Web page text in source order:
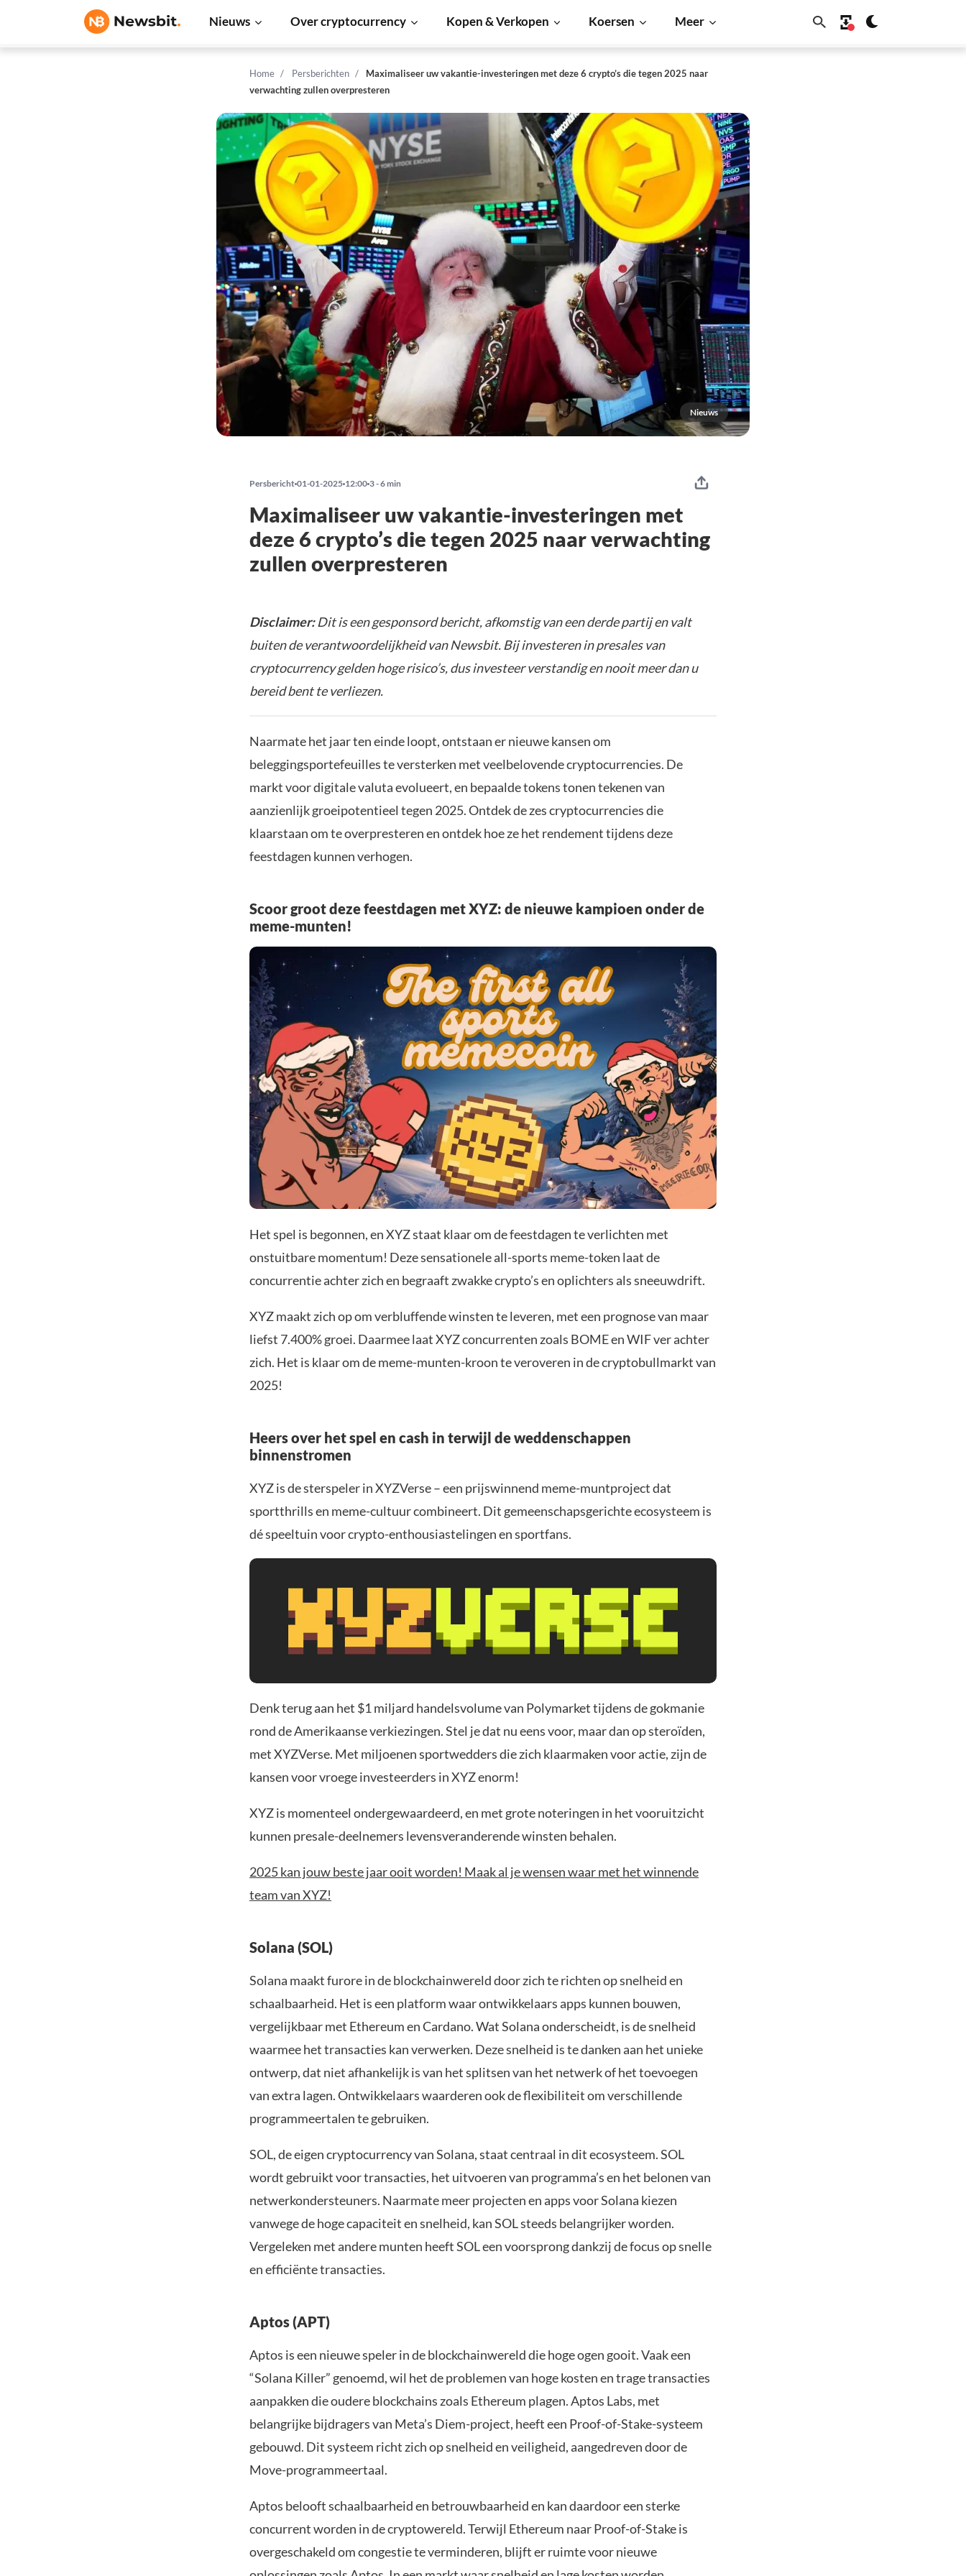
Nieuws Over cryptocurrency Kopen & Verkopen Koersen Meer
Home Persberichten
Maximaliseer uw vakantie-investeringen met deze 6 crypto’s die tegen 2025 naar
verwachting zullen overpresteren
Nieuws
Persbericht 01-01-2025 12:00 3 - 6 min
Maximaliseer uw vakantie-investeringen met
deze 6 crypto’s die tegen 2025 naar verwachting
zullen overpresteren
Disclaimer:Dit is een gesponsord bericht, afkomstig van een derde partij en valt
buiten de verantwoordelijkheid van Newsbit. Bij investeren in presales van
cryptocurrency gelden hoge risico’s, dus investeer verstandig en nooit meer dan u
bereid bent te verliezen.
Naarmate het jaar ten einde loopt, ontstaan er nieuwe kansen om
beleggingsportefeuilles te versterken met veelbelovende cryptocurrencies. De
markt voor digitale valuta evolueert, en bepaalde tokens tonen tekenen van
aanzienlijk groeipotentieel tegen 2025. Ontdek de zes cryptocurrencies die
klaarstaan om te overpresteren en ontdek hoe ze het rendement tijdens deze
feestdagen kunnen verhogen.
Scoor groot deze feestdagen met XYZ: de nieuwe kampioen onder de
meme-munten!
Het spel is begonnen, en XYZ staat klaar om de feestdagen te verlichten met
onstuitbare momentum! Deze sensationele all-sports meme-token laat de
concurrentie achter zich en begraaft zwakke crypto’s en oplichters als sneeuwdrift.
XYZ maakt zich op om verbluffende winsten te leveren, met een prognose van maar
liefst 7.400% groei. Daarmee laat XYZ concurrenten zoals BOME en WIF ver achter
zich. Het is klaar om de meme-munten-kroon te veroveren in de cryptobullmarkt van
2025!
Heers over het spel en cash in terwijl de weddenschappen
binnenstromen
XYZ is de sterspeler in XYZVerse – een prijswinnend meme-muntproject dat
sportthrills en meme-cultuur combineert. Dit gemeenschapsgerichte ecosysteem is
dé speeltuin voor crypto-enthousiastelingen en sportfans.
Denk terug aan het $1 miljard handelsvolume van Polymarket tijdens de gokmanie
rond de Amerikaanse verkiezingen. Stel je dat nu eens voor, maar dan op steroïden,
met XYZVerse. Met miljoenen sportwedders die zich klaarmaken voor actie, zijn de
kansen voor vroege investeerders in XYZ enorm!
XYZ is momenteel ondergewaardeerd, en met grote noteringen in het vooruitzicht
kunnen presale-deelnemers levensveranderende winsten behalen.
2025 kan jouw beste jaar ooit worden! Maak al je wensen waar met het winnende
team van XYZ!
Solana (SOL)
Solana maakt furore in de blockchainwereld door zich te richten op snelheid en
schaalbaarheid. Het is een platform waar ontwikkelaars apps kunnen bouwen,
vergelijkbaar met Ethereum en Cardano. Wat Solana onderscheidt, is de snelheid
waarmee het transacties kan verwerken. Deze snelheid is te danken aan het unieke
ontwerp, dat niet afhankelijk is van het splitsen van het netwerk of het toevoegen
van extra lagen. Ontwikkelaars waarderen ook de flexibiliteit om verschillende
programmeertalen te gebruiken.
SOL, de eigen cryptocurrency van Solana, staat centraal in dit ecosysteem. SOL
wordt gebruikt voor transacties, het uitvoeren van programma’s en het belonen van
netwerkondersteuners. Naarmate meer projecten en apps voor Solana kiezen
vanwege de hoge capaciteit en snelheid, kan SOL steeds belangrijker worden.
Vergeleken met andere munten heeft SOL een voorsprong dankzij de focus op snelle
en efficiënte transacties.
Aptos (APT)
Aptos is een nieuwe speler in de blockchainwereld die hoge ogen gooit. Vaak een
“Solana Killer” genoemd, wil het de problemen van hoge kosten en trage transacties
aanpakken die oudere blockchains zoals Ethereum plagen. Aptos Labs, met
belangrijke bijdragers van Meta’s Diem-project, heeft een Proof-of-Stake-systeem
gebouwd. Dit systeem richt zich op snelheid en veiligheid, aangedreven door de
Move-programmeertaal.
Aptos belooft schaalbaarheid en betrouwbaarheid en kan daardoor een sterke
concurrent worden in de cryptowereld. Terwijl Ethereum naar Proof-of-Stake is
overgeschakeld om congestie te verminderen, blijft er ruimte voor nieuwe